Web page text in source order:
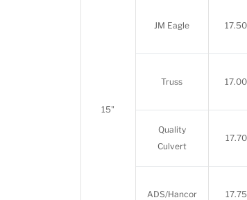
15"
JM Eagle 17.50
Truss 17.00
Quality
Culvert
17.70
ADS/Hancor 17.75